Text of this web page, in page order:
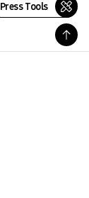
Press Tools